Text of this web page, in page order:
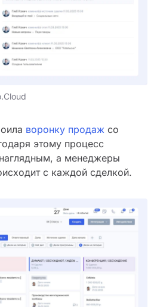
воронку продаж со
этому процесс
а менеджеры
с каждой сделкой.